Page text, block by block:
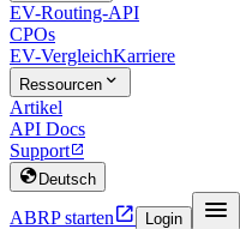
EV-Routing-API
CPOs
EV-VergleichKarriere
Ressourcen 
Artikel
API Docs
Support
 Deutsch
ABRP starten Login 